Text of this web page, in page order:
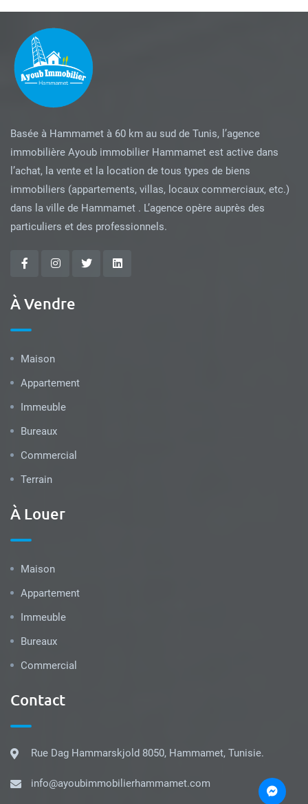
Basée à Hammamet à 60 km au sud de Tunis, l’agence
immobilière Ayoub immobilier Hammamet est active dans
l’achat, la vente et la location de tous types de biens
immobiliers (appartements, villas, locaux commerciaux, etc.)
dans la ville de Hammamet . L’agence opère auprès des
particuliers et des professionnels.
À Vendre
Maison
Appartement
Immeuble
Bureaux
Commercial
Terrain
À Louer
Maison
Appartement
Immeuble
Bureaux
Commercial
Contact
Rue Dag Hammarskjold 8050, Hammamet, Tunisie.
info@ayoubimmobilierhammamet.com